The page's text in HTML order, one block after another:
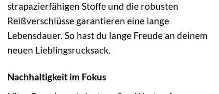
strapazierfähigen Stoffe und die robusten
Reißverschlüsse garantieren eine lange
Lebensdauer. So hast du lange Freude an deinem
neuen Lieblingsrucksack.
Nachhaltigkeit im Fokus